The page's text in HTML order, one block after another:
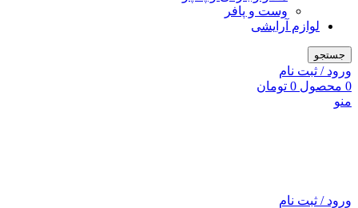
وست و پافر
لوازم آرایشی
جستجو
ورود / ثبت نام
0 محصول 0 تومان
منو
ورود / ثبت نام